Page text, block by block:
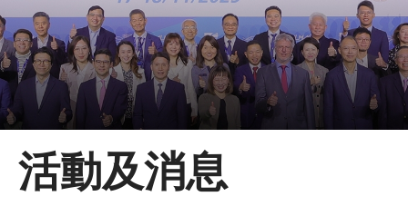
跳到內容（按回車鍵）
會員登入
主頁
關於LSCM
活動及消息